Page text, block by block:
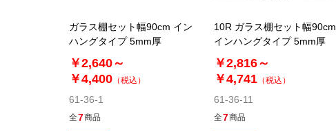
ガラス棚セット幅90cm イン
ハングタイプ 5mm厚
￥2,640～
￥4,400 （税込）
61-36-1
全7商品
10R ガラス棚セット幅90cm
インハングタイプ 5mm厚
￥2,816～
￥4,741 （税込）
61-36-11
全7商品